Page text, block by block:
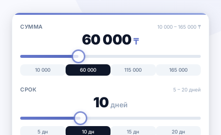
СУММА 10 000 – 165 000 ₸
60 000 ₸
10 000 60 000 115 000 165 000
СРОК 5 – 20 дней
10 дней
5 дн 10 дн 15 дн 20 дн